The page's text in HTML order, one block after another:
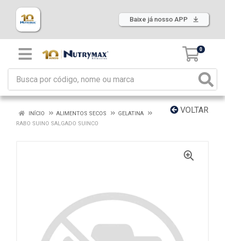
Baixe já nosso APP
0
VOLTAR
INÍCIO ALIMENTOS SECOS
GELATINA
RABO SUINO SALGADO SUINCO